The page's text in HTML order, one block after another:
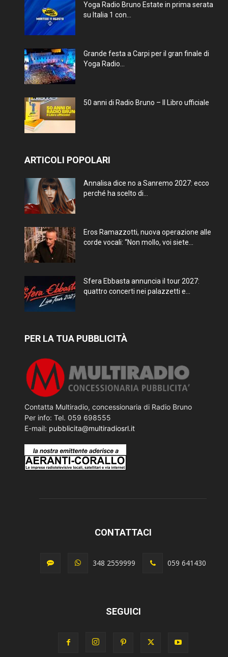
Yoga Radio Bruno Estate in prima serata
su Italia 1 con...
Grande festa a Carpi per il gran finale di
Yoga Radio...
50 anni di Radio Bruno – Il Libro ufficiale
ARTICOLI POPOLARI
Annalisa dice no a Sanremo 2027: ecco
perché ha scelto di...
Eros Ramazzotti, nuova operazione alle
corde vocali: “Non mollo, voi siete...
Sfera Ebbasta annuncia il tour 2027:
quattro concerti nei palazzetti e...
PER LA TUA PUBBLICITÀ
Contatta Multiradio, concessionaria di Radio Bruno
Per info: Tel. 059 698555
E-mail: pubblicita@multiradiosrl.it
CONTATTACI
348 2559999 059 641430
SEGUICI